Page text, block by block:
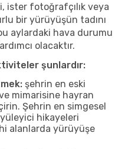
ister fotoğrafçılık veya
bir yürüyüşün tadını
aylardaki hava durumu
olacaktır.
şunlardır:
şehrin en eski
mimarisine hayran
Şehrin en simgesel
hikayeleri
alanlarda yürüyüşe